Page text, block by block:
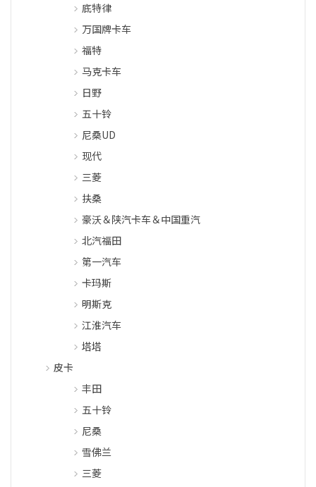
底特律
万国牌卡车
福特
马克卡车
日野
五十铃
尼桑UD
现代
三菱
扶桑
豪沃＆陕汽卡车＆中国重汽
北汽福田
第一汽车
卡玛斯
明斯克
江淮汽车
塔塔
皮卡
丰田
五十铃
尼桑
雪佛兰
三菱